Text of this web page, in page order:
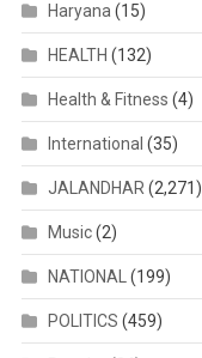
Haryana (15)
HEALTH (132)
Health & Fitness (4)
International (35)
JALANDHAR (2,271)
Music(2)
NATIONAL (199)
POLITICS (459)